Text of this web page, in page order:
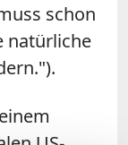
schon
natürliche